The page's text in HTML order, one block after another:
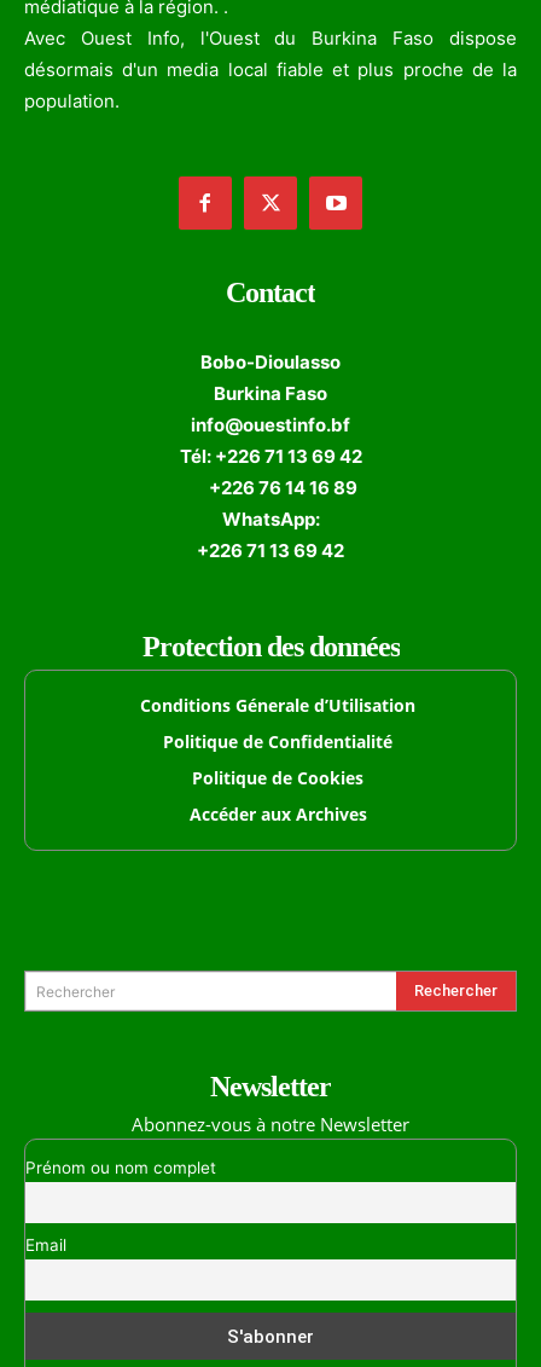
médiatique à la région. .
Avec Ouest Info, l'Ouest du Burkina Faso dispose
désormais d'un media local fiable et plus proche de la
population.
Contact
Bobo-Dioulasso
Burkina Faso
info@ouestinfo.bf
Tél: +226 71 13 69 42
+226 76 14 16 89
WhatsApp:
+226 71 13 69 42
Protection des données
Conditions Génerale d’Utilisation
Politique de Confidentialité
Politique de Cookies
Accéder aux Archives
Rechercher Rechercher
Newsletter
Abonnez-vous à notre Newsletter
Prénom ou nom complet
Email